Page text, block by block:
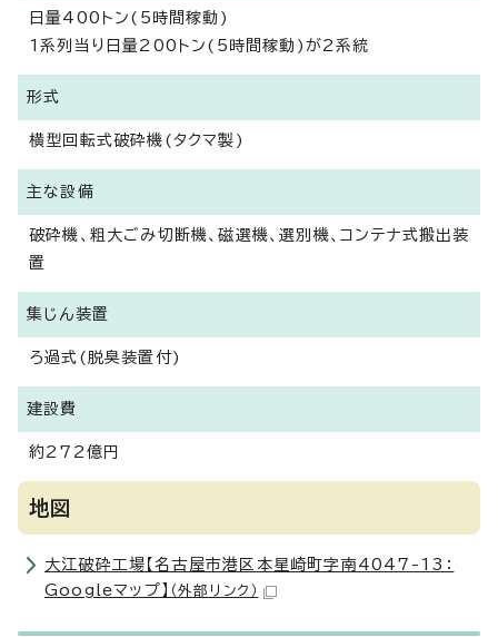
日量400トン(5時間稼動)
1系列当り日量200トン(5時間稼動)が2系統
形式
横型回転式破砕機(タクマ製)
主な設備
破砕機、粗大ごみ切断機、磁選機、選別機、コンテナ式搬出装
置
集じん装置
ろ過式(脱臭装置付)
建設費
約272億円
地図
大江破砕工場【名古屋市港区本星崎町字南4047-13：
Googleマップ】 （外部リンク）